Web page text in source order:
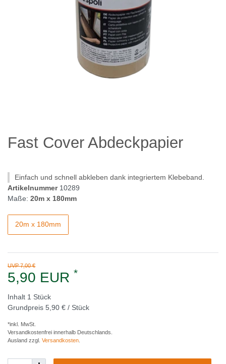
Fast Cover Abdeckpapier
Einfach und schnell abkleben dank integriertem Klebeband.
Artikelnummer 10289
Maße: 20m x 180mm
20m x 180mm
UVP 7,00 €
5,90 EUR *
Inhalt 1 Stück
Grundpreis 5,90 € / Stück
*inkl. MwSt.
Versandkostenfrei innerhalb Deutschlands.
Ausland zzgl. Versandkosten